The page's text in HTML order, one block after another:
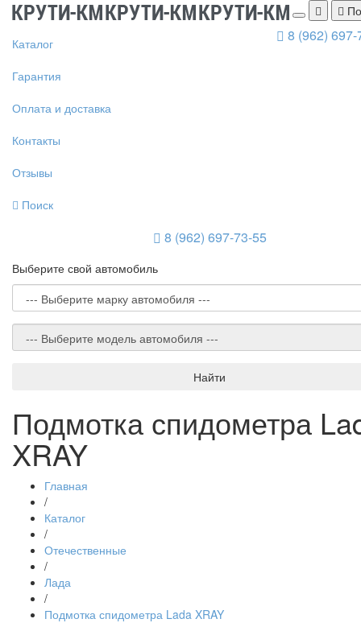
8 (962)
Каталог
Гарантия
Оплата и доставка
Контакты
Отзывы
Поиск
8 (962) 697-73-55
Выберите свой автомобиль
Найти
Подмотка спидометра
XRAY
Главная
/
Каталог
/
Отечественные
/
Лада
/
Подмотка спидометра Lada XRAY